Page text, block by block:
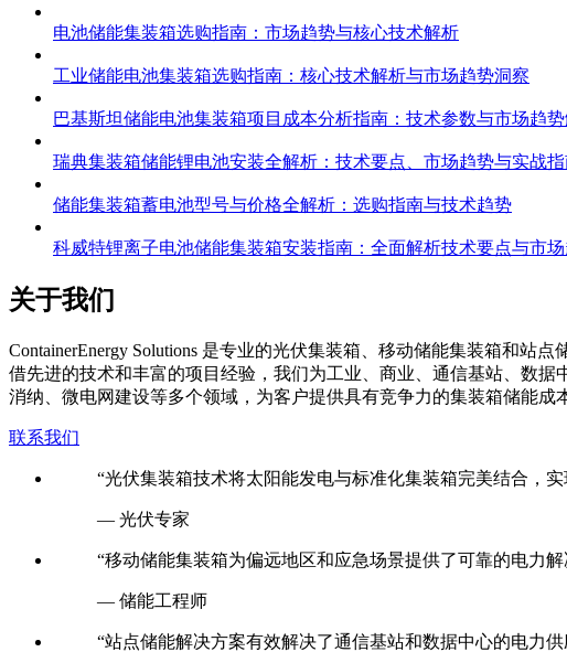
电池储能集装箱选购指南：市场趋势与核心技术解析
工业储能电池集装箱选购指南：核心技术解析与市场趋势洞察
巴基斯坦储能电池集装箱项目成本分析指南：技术参数与市场趋
瑞典集装箱储能锂电池安装全解析：技术要点、市场趋势与实战
储能集装箱蓄电池型号与价格全解析：选购指南与技术趋势
科威特锂离子电池储能集装箱安装指南：全面解析技术要点与市
关于我们
ContainerEnergy Solutions 是专业的光伏集装箱、移动储能集装箱和站
借先进的技术和丰富的项目经验，我们为工业、商业、通信基站、数
消纳、微电网建设等多个领域，为客户提供具有竞争力的集装箱储能
联系我们
“光伏集装箱技术将太阳能发电与标准化集装箱完美结合，
— 光伏专家
“移动储能集装箱为偏远地区和应急场景提供了可靠的电力解
— 储能工程师
“站点储能解决方案有效解决了通信基站和数据中心的电力供